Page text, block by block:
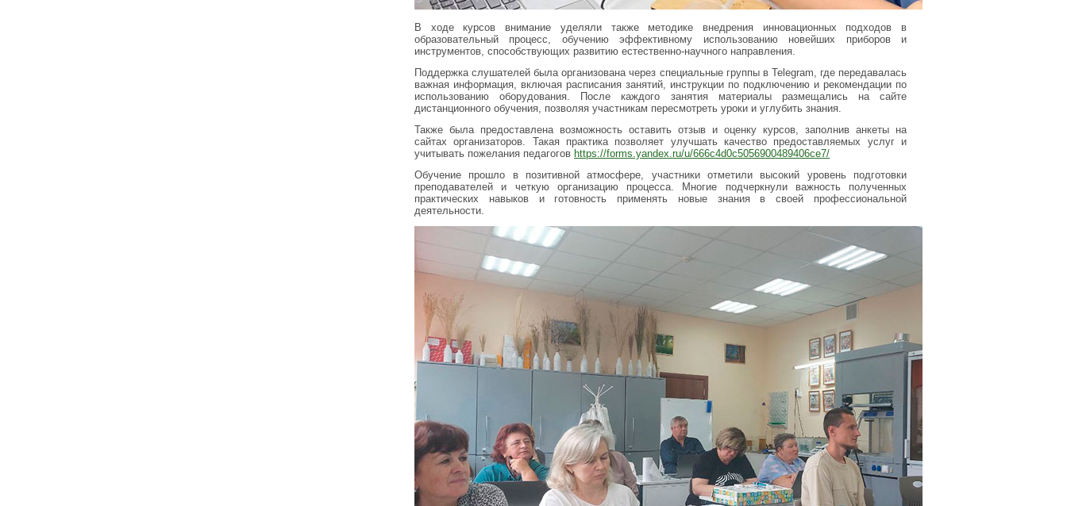
В ходе курсов внимание уделяли также методике внедрения инновационных подходов в
образовательный процесс, обучению эффективному использованию новейших приборов и
инструментов, способствующих развитию естественно-научного направления.
Поддержка слушателей была организована через специальные группы в Telegram, где передавалась
важная информация, включая расписания занятий, инструкции по подключению и рекомендации по
использованию оборудования. После каждого занятия материалы размещались на сайте
дистанционного обучения, позволяя участникам пересмотреть уроки и углубить знания.
Также была предоставлена возможность оставить отзыв и оценку курсов, заполнив анкеты на
сайтах организаторов. Такая практика позволяет улучшать качество предоставляемых услуг и
учитывать пожелания педагогов https://forms.yandex.ru/u/666c4d0c5056900489406ce7/
Обучение прошло в позитивной атмосфере, участники отметили высокий уровень подготовки
преподавателей и четкую организацию процесса. Многие подчеркнули важность полученных
практических навыков и готовность применять новые знания в своей профессиональной
деятельности.